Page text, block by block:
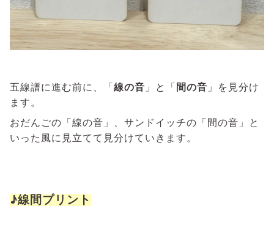
五線譜に進む前に、「線の音 」と「間の音 」を見分け
ます。
おだんごの「線の音」、サンドイッチの「間の音」と
いった風に見立てて見分けていきます。
♪線間プリント